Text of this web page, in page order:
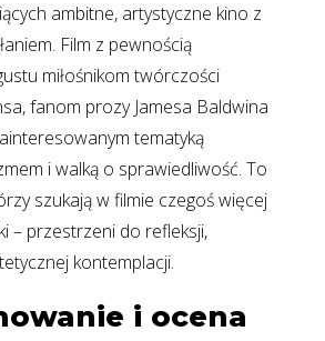
ambitne, artystyczne kino z
Film z pewnością
miłośnikom twórczości
fanom prozy Jamesa Baldwina
tematyką
i walką o sprawiedliwość. To
szukają w filmie czegoś więcej
– przestrzeni do refleksji,
kontemplacji.
i ocena